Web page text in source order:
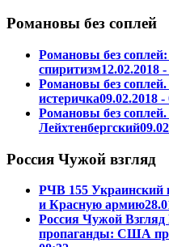
Романовы без соплей
Романовы без
спиритизм12.02.2018
Романовы без
истеричка09.02.2018 -
Романовы без
Лейхтенбергский
Россия Чужой взгляд
РЧВ 155 Украинский
и Красную армию
Россия Чужой
пропаганды: США